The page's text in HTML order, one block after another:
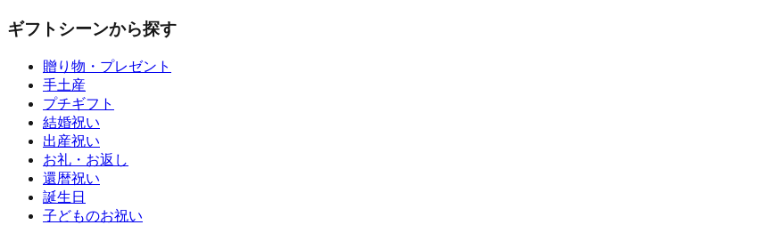
ギフトシーンから探す
贈り物・プレゼント
手土産
プチギフト
結婚祝い
出産祝い
お礼・お返し
還暦祝い
誕生日
子どものお祝い